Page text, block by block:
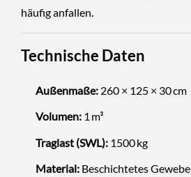
häufig anfallen.
Technische Daten
Außenmaße:260 × 125 × 30 cm
Volumen:1 m³
Traglast (SWL):1500 kg
Material:Beschichtetes Gewebe